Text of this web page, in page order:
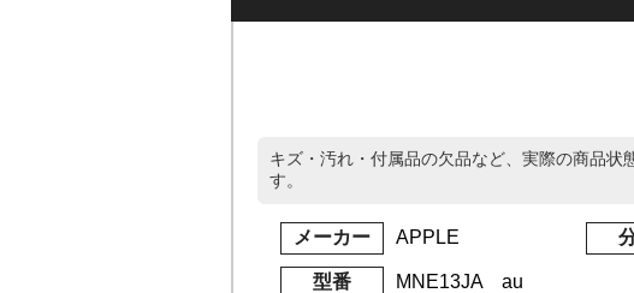
キズ・汚れ・付属品の欠品など、実際の商品
す。
メーカー APPLE
型番 MNE13JA au